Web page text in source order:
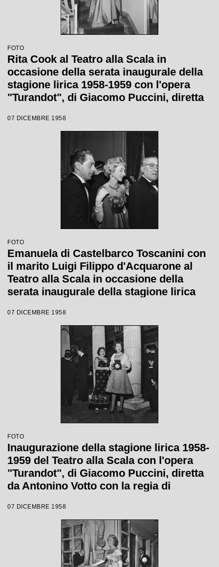
FOTO
Rita Cook al Teatro alla Scala in
occasione della serata inaugurale della
stagione lirica 1958-1959 con l'opera
"Turandot", di Giacomo Puccini, diretta
Margherita Wallmann
07 DICEMBRE 1958
FOTO
Emanuela di Castelbarco Toscanini con
il marito Luigi Filippo d'Acquarone al
Teatro alla Scala in occasione della
serata inaugurale della stagione lirica
Giacomo Puccini, diretta da Antonino
Votto con la regia di Margherita
07 DICEMBRE 1958
FOTO
Inaugurazione della stagione lirica 1958-
1959 del Teatro alla Scala con l'opera
"Turandot", di Giacomo Puccini, diretta
da Antonino Votto con la regia di
07 DICEMBRE 1958